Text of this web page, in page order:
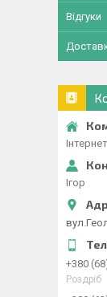
Відгуки
Ігор
+380
Роздріб